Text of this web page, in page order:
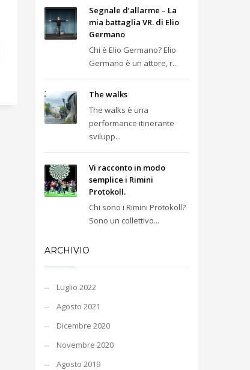
Segnale d’allarme – La
mia battaglia VR. di Elio
Germano
Chi è Elio Germano? Elio
Germano è un attore, r...
The walks
The walks è una
performance itinerante
svilupp...
Vi racconto in modo
semplice i Rimini
Protokoll.
Chi sono i Rimini Protokoll?
Sono un collettivo...
ARCHIVIO
Luglio 2022
Agosto 2021
Dicembre 2020
Novembre 2020
Agosto 2019